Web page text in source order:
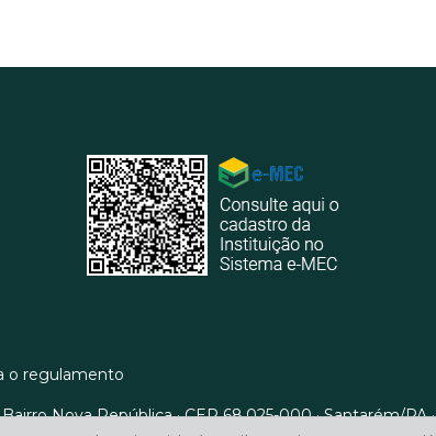
o regulamento
Nova República · CEP 68.025-000 · Santarém/PA ·